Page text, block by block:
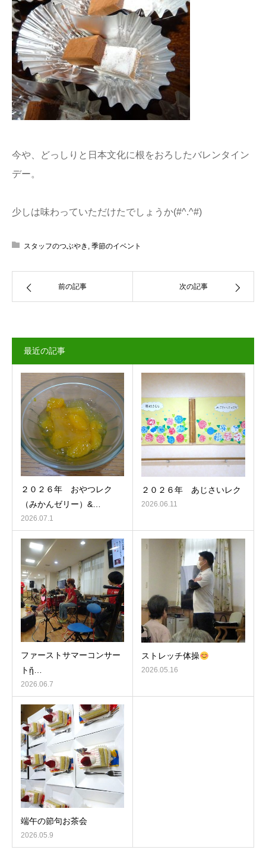
今や、どっしりと日本文化に根をおろしたバレンタイン
デー。
少しは味わっていただけたでしょうか(#^.^#)
スタッフのつぶやき , 季節のイベント
前の記事 次の記事
最近の記事
２０２６年 おやつレク
（みかんゼリー）&…
2026.07.1
２０２６年 あじさいレク
2026.06.11
ファーストサマーコンサー
トᾔ…
2026.06.7
ストレッチ体操
2026.05.16
端午の節句お茶会
2026.05.9